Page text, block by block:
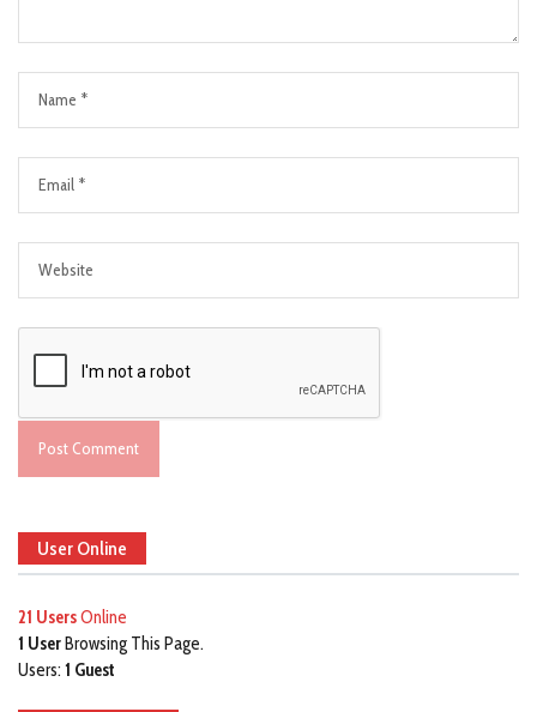
User Online
21 UsersOnline
1 UserBrowsing This Page.
Users: 1 Guest